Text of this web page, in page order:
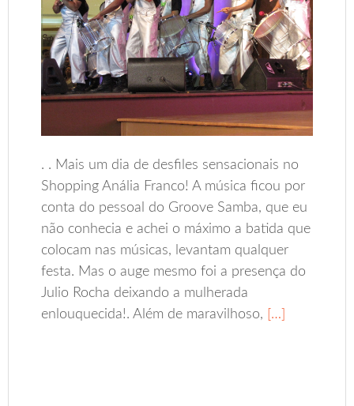
. . Mais um dia de desfiles sensacionais no
Shopping Anália Franco! A música ficou por
conta do pessoal do Groove Samba, que eu
não conhecia e achei o máximo a batida que
colocam nas músicas, levantam qualquer
festa. Mas o auge mesmo foi a presença do
Julio Rocha deixando a mulherada
enlouquecida!. Além de maravilhoso, […]